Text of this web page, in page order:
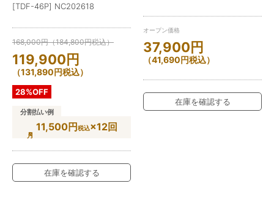
[TDF-46P] NC202618
168,000円（184,800円税込）
119,900円
（131,890円税込）
28%OFF
分割払い例
11,500円税込×12回
在庫を確認する
オープン価格
37,900円
（41,690円税込）
在庫を確認する